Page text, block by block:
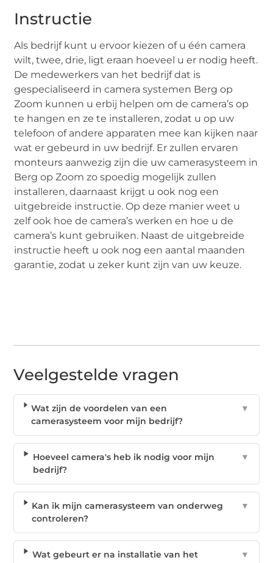
Instructie
Als bedrijf kunt u ervoor kiezen of u één camera
wilt, twee, drie, ligt eraan hoeveel u er nodig heeft.
De medewerkers van het bedrijf dat is
gespecialiseerd in camera systemen Berg op
Zoom kunnen u erbij helpen om de camera’s op
te hangen en ze te installeren, zodat u op uw
telefoon of andere apparaten mee kan kijken naar
wat er gebeurd in uw bedrijf. Er zullen ervaren
monteurs aanwezig zijn die uw camerasysteem in
Berg op Zoom zo spoedig mogelijk zullen
installeren, daarnaast krijgt u ook nog een
uitgebreide instructie. Op deze manier weet u
zelf ook hoe de camera’s werken en hoe u de
camera’s kunt gebruiken. Naast de uitgebreide
instructie heeft u ook nog een aantal maanden
garantie, zodat u zeker kunt zijn van uw keuze.
Veelgestelde vragen
Wat zijn de voordelen van een
camerasysteem voor mijn bedrijf?
▼
Hoeveel camera's heb ik nodig voor mijn
bedrijf?
▼
Kan ik mijn camerasysteem van onderweg
controleren?
▼
Wat gebeurt er na installatie van het
▼